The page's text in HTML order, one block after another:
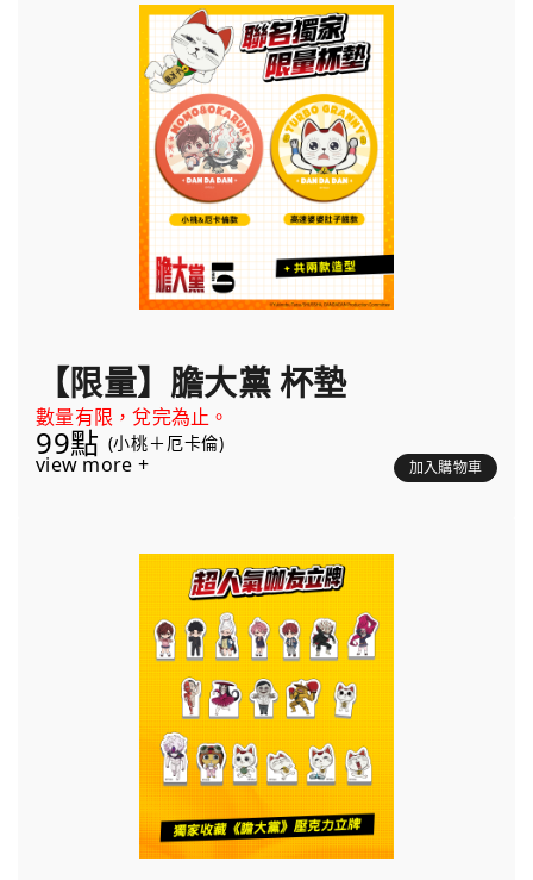
【限量】膽大黨 杯墊
數量有限，兌完為止。
99點 (小桃＋厄卡倫)
view more + 加入購物車